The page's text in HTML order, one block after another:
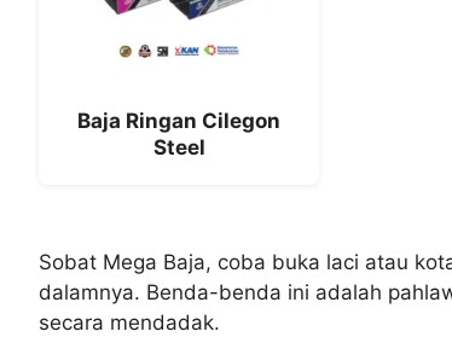
Baja Ringan Cilegon
Steel
Sobat Mega Baja, coba buka laci atau
dalamnya. Benda-benda ini adalah
secara mendadak.